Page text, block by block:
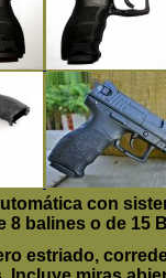
con
8 balines o de 15
estriado,